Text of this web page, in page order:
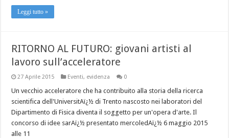
Leggi tutto »
RITORNO AL FUTURO: giovani artisti al
lavoro sull’acceleratore
27 Aprile 2015 Eventi, evidenza 0
Un vecchio acceleratore che ha contribuito alla storia della ricerca
scientifica dell'UniversitAï¿½ di Trento nascosto nei laboratori del
Dipartimento di Fisica diventa il soggetto per un'opera d'arte. Il
concorso di idee sarAï¿½ presentato mercoledAï¿½ 6 maggio 2015
alle 11